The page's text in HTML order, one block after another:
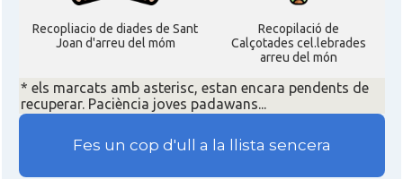
Recopliacio de diades de Sant
Joan d'arreu del móm
Recopilació de
Calçotades cel.lebrades
arreu del món
* els marcats amb asterisc, estan encara pendents de
recuperar. Paciència joves padawans...
Fes un cop d'ull a la llista sencera